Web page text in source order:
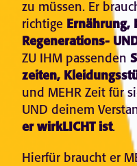
zu müssen. Er
richtige
Ernährung,
Regenerations-
ZU IHM passenden
zeiten,
und MEHR Zeit für
UND deinem
er wirkLICHT ist.
Hierfür braucht er